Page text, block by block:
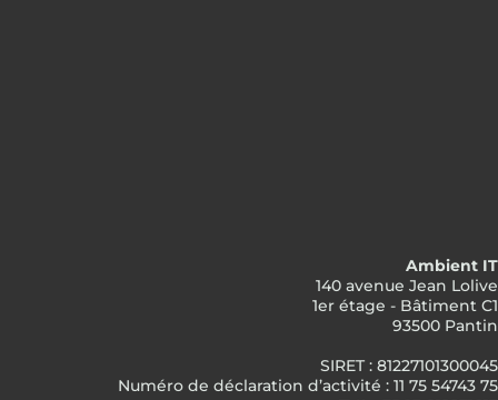
Ambient IT
140 avenue Jean Lolive
1er étage - Bâtiment C1
93500 Pantin
SIRET : 81227101300045
Numéro de déclaration d’activité : 11 75 54743 75